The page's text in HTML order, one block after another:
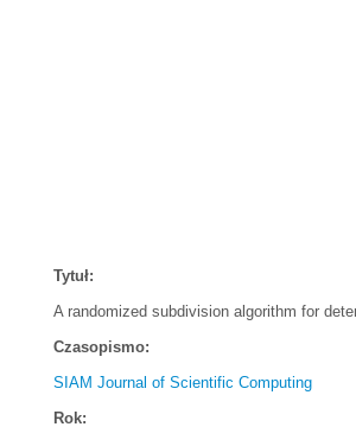
Tytuł:
A randomized subdivision algorithm for
Czasopismo:
SIAM Journal of Scientific Computing
Rok: